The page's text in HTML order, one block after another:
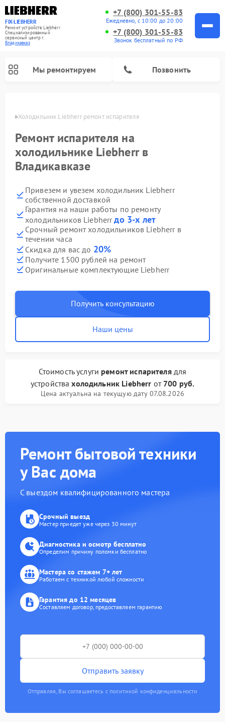
FIX-LIEBHERR
Ремонт устройств Liebherr
Специализированный
cервисный центр г.
Владикавказ
+7 (800) 301-55-83
Ежедневно, с 10:00 до 20:00
+7 (800) 301-55-83
Звонок бесплатный по РФ
Мы ремонтируем Позвонить
Холодильник Liebherr ремонт испарителя
Ремонт испарителя на
холодильнике Liebherr в
Владикавказе
Привезем и увезем холодильник Liebherr
собственной доставкой
Гарантия на наши работы по ремонту
холодильников Liebherrдо 3-х лет
Срочный ремонт холодильников Liebherr в
течении часа
Скидка для вас до 20%
Получите 1500 рублей на ремонт
Оригинальные комплектующие Liebherr
Получить консультацию
Наши цены
Стоимость услуги ремонт испарителядля
устройствахолодильник Liebherr от 700 руб.
Цена актуальна на текущую дату 07.08.2026
Ремонт бытовой техники
у Вас дома
С выездом квалифицированного мастера
Срочный выезд
Мастер приедет уже через 30 минут
Диагностика и осмотр бесплатно
Определим причину поломки бесплатно
Мастера со стажем 7+ лет
Работаем с техникой любой сложности
Гарантия до 12 месяцев
Составляем договор, предоставляем гарантию
Отправить заявку
Отправляя, Вы соглашаетесь с политикой конфиденциальности